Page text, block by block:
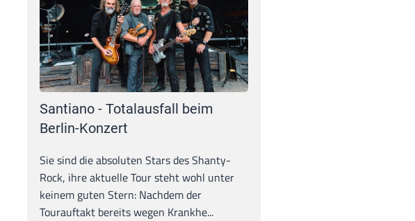
Santiano - Totalausfall beim
Berlin-Konzert
Sie sind die absoluten Stars des Shanty-
Rock, ihre aktuelle Tour steht wohl unter
keinem guten Stern: Nachdem der
Tourauftakt bereits wegen Krankhe...